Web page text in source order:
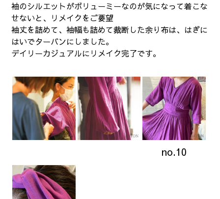
袖のシルエットがボリューミーなのが気になって着こな
せないと、リメイクをご要望
袖丈を詰めて、袖幅も詰めて裁断した余り布は、はぎに
はいでターバンにしました。
デイリーカジュアルにリメイク完了です。
no.10